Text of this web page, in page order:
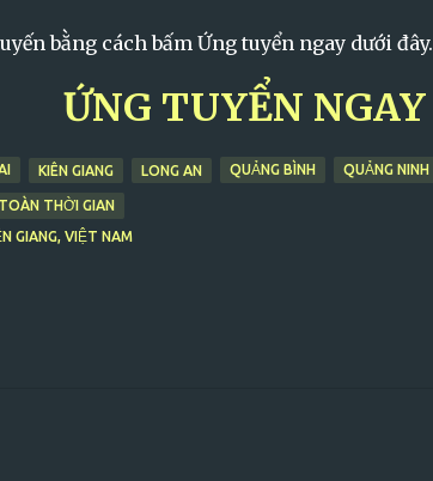
bằng cách bấm Ứng tuyển ngay dưới đây.
ỨNG TUYỂN NGAY
KIÊN GIANG LONG AN QUẢNG BÌNH QUẢNG NINH
TOÀN THỜI GIAN
GIANG, VIỆT NAM